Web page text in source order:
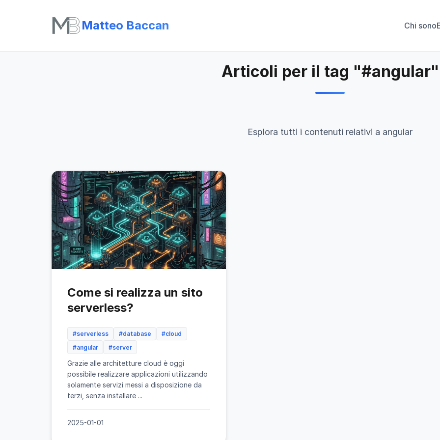
Matteo Baccan Chi sono
Articoli per il tag "#angular"
Esplora tutti i contenuti relativi a angular
Come si realizza un sito
serverless?
#serverless #database
#cloud
#angular
#server
Grazie alle architetture cloud è oggi
possibile realizzare applicazioni utilizzando
solamente servizi messi a disposizione da
terzi, senza installare ...
2025-01-01